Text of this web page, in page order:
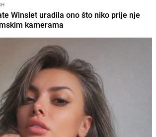
Winslet uradila ono što niko prije nje
kamerama